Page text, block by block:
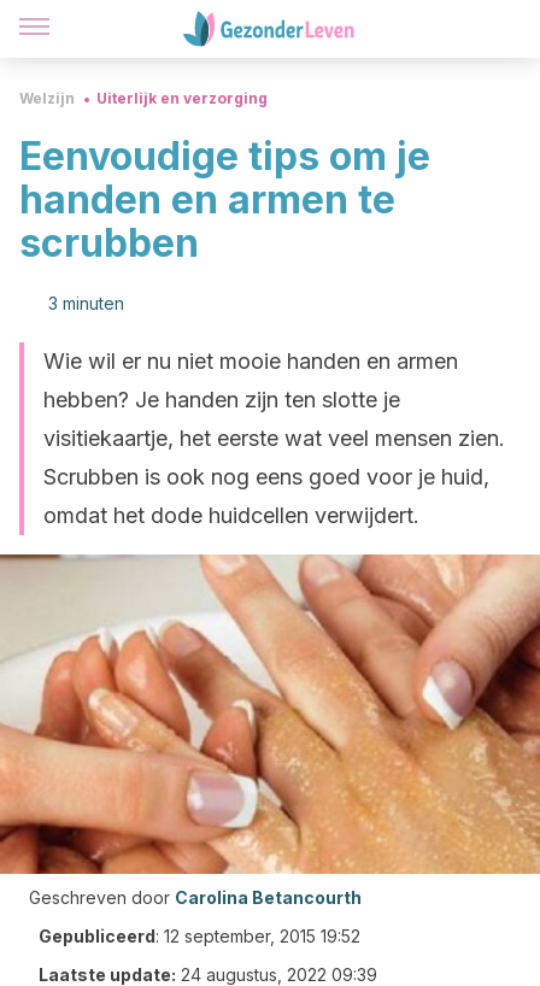
Welzijn Uiterlijk en verzorging
Eenvoudige tips om je
handen en armen te
scrubben
3 minuten
Wie wil er nu niet mooie handen en armen
hebben? Je handen zijn ten slotte je
visitiekaartje, het eerste wat veel mensen zien.
Scrubben is ook nog eens goed voor je huid,
omdat het dode huidcellen verwijdert.
Geschreven door Carolina Betancourth
Gepubliceerd: 12 september, 2015 19:52
Laatste update: 24 augustus, 2022 09:39